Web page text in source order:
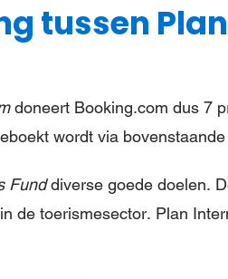
tussen
doneert Booking.com dus 7
wordt via
Funddiverse goede doelen.
de toerismesector. Plan